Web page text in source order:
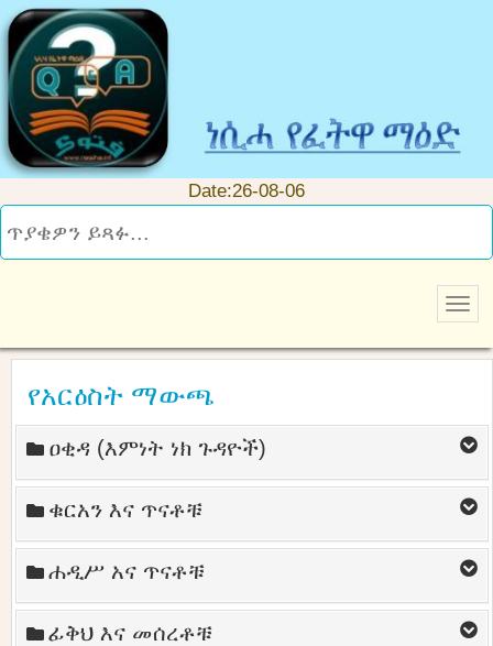
Date:26-08-06
የአርዕስት ማውጫ
ዐቂዳ (እምነት ነክ ጉዳዮች)
ቁርአን እና ጥናቶቹ
ሐዲሥ አና ጥናቶቹ
ፊቅህ እና መሰረቶቹ